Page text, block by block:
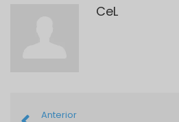
CeL
Anterior